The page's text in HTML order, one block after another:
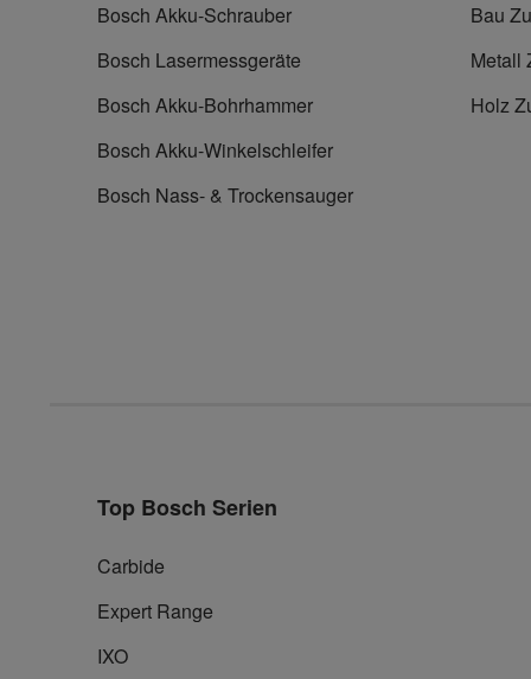
Bosch Akku-Schrauber
Bosch Lasermessgeräte
Bosch Akku-Bohrhammer
Bosch Akku-Winkelschleifer
Bosch Nass- & Trockensauger
Bau
Metall
Holz
Top Bosch Serien
Carbide
Expert Range
IXO